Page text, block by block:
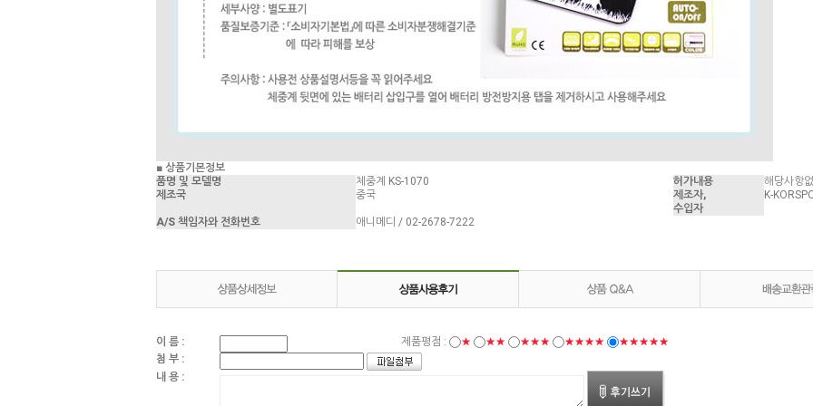
■ 상품기본정보
품명 및 모델명
체중계 KS-1070 허가내용
해당사항
제조국
중국
제조자,
수입자
K-
A/S 책임자와 전화번호 애니메디 / 02-2678-7222
이 름 : 제품평점 : ★ ★★ ★★★ ★★★★
★★★★★
첨 부 :
내 용 :